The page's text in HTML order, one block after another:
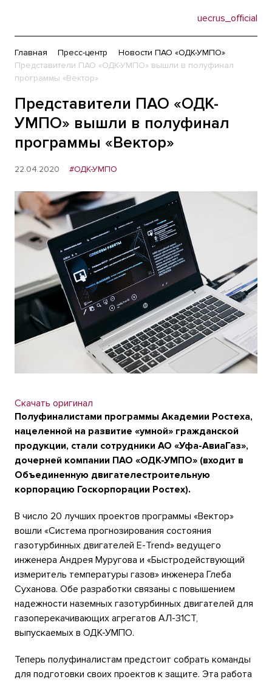
uecrus_official
Главная Пресс-центр
Новости ПАО «ОДК-УМПО»
Представители ПАО «ОДК-УМПО» вышли в полуфинал
программы «Вектор»
Представители ПАО «ОДК-
УМПО» вышли в полуфинал
программы «Вектор»
22.04.2020 #ОДК-УМПО
Скачать оригинал
Полуфиналистами программы Академии Ростеха,
нацеленной на развитие «умной» гражданской
продукции, стали сотрудники АО «Уфа-АвиаГаз»,
дочерней компании ПАО «ОДК-УМПО» (входит в
Объединенную двигателестроительную
корпорацию Госкорпорации Ростех).
В число 20 лучших проектов программы «Вектор»
вошли «Система прогнозирования состояния
газотурбинных двигателей E-Trend» ведущего
инженера Андрея Муругова и «Быстродействующий
измеритель температуры газов» инженера Глеба
Суханова. Обе разработки связаны с повышением
надежности наземных газотурбинных двигателей для
газоперекачивающих агрегатов АЛ-31СТ,
выпускаемых в ОДК-УМПО.
Теперь полуфиналистам предстоит собрать команды
для подготовки своих проектов к защите. Эта работа